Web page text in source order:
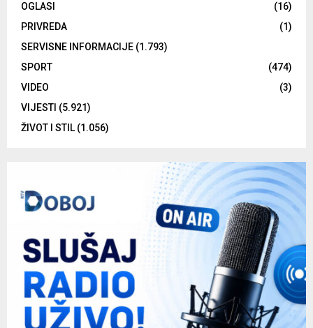
OGLASI
(16)
PRIVREDA
(1)
SERVISNE INFORMACIJE (1.793)
SPORT
(474)
VIDEO
(3)
VIJESTI (5.921)
ŽIVOT I STIL (1.056)